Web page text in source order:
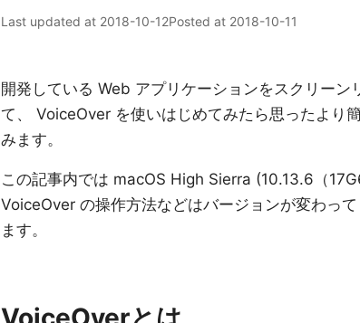
Last updated at 2018-10-12Posted at 2018-10-11
開発している Web アプリケーションをスクリーン
て、 VoiceOver を使いはじめてみたら思ったより
みます。
この記事内では macOS High Sierra (10.13.6（
VoiceOver の操作方法などはバージョンが変わっ
ます。